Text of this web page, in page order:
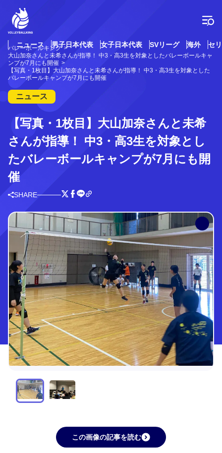
テ
ツ
プ
ニュース 男子日本代表 女子日本代表 SVリーグ 海外 セ
バレーボールキング
大山加奈さんと未希さんが指導！ 中3・高3生を対象としたバレーボールキャ
ンプが7月にも開催
【写真・1枚目】大山加奈さんと未希さんが指導！ 中3・高3生を対象とした
バレーボールキャンプが7月にも開催
ニュース
【写真・1枚目】大山加奈さんと未希
さんが指導！ 中3・高3生を対象とし
たバレーボールキャンプが7月にも開
催
SHARE
この画像の記事を読む